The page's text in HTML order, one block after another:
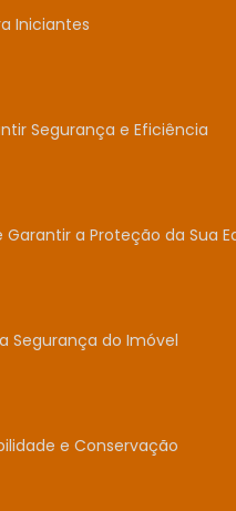
Iniciantes
Segurança e Eficiência
a Proteção da Sua
Segurança do Imóvel
e Conservação